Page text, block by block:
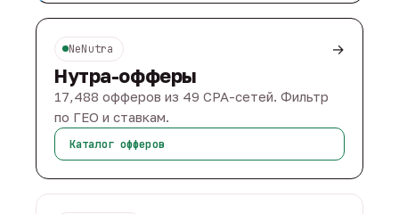
NeNutra →
Нутра-офферы
17,488 офферов из 49 CPA-сетей. Фильтр
по ГЕО и ставкам.
Каталог офферов